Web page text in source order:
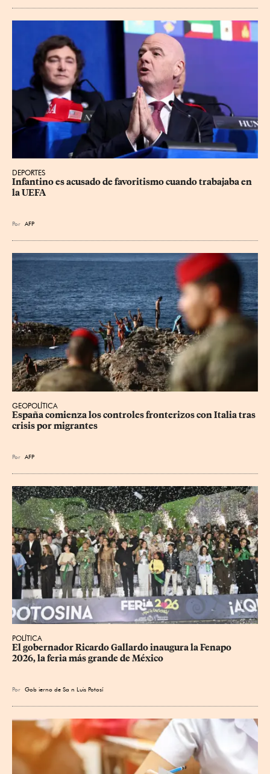
DEPORTES
Infantino es acusado de favoritismo cuando trabajaba en
la UEFA
Por AFP
GEOPOLÍTICA
España comienza los controles fronterizos con Italia tras
crisis por migrantes
Por AFP
POLÍTICA
​El gobernador Ricardo Gallardo inaugura la Fenapo
2026, la feria más grande de México
Por Gob ierno de Sa n Luis Potosí